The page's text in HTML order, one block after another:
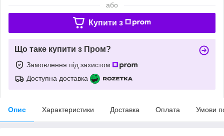
або
Купити з
Що таке купити з Пром?
Замовлення під захистом
Доступна доставка
Опис Характеристики Доставка Оплата Умови